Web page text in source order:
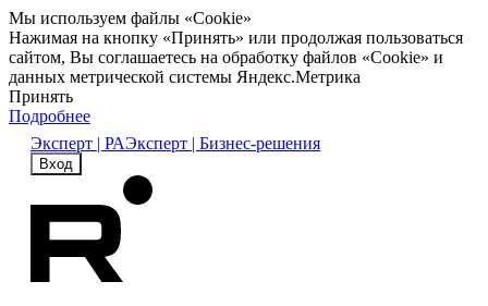
Мы используем файлы «Cookie»
Нажимая на кнопку «Принять» или продолжая пользоваться
сайтом, Вы соглашаетесь на обработку файлов «Cookie» и
данных метрической системы Яндекс.Метрика
Принять
Подробнее
Эксперт | РАЭксперт | Бизнес-решения
Вход